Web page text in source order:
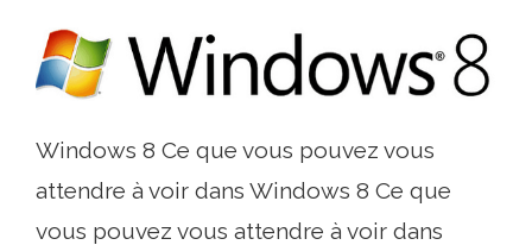
Windows 8 Ce que vous pouvez vous
attendre à voir dans Windows 8 Ce que
vous pouvez vous attendre à voir dans